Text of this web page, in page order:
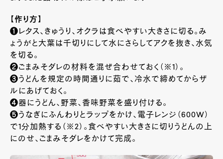
【作り方】
❶レタス、きゅうり、オクラは食べやすい大きさに切る。み
ょうがと大葉は千切りにして水にさらしてアクを抜き、水気
を切る。
❷ごまみそダレの材料を混ぜ合わせておく（※1）。
❸うどんを規定の時間通りに茹で、冷水で締めてからザ
ルにあげておく。
❹器にうどん、野菜、香味野菜を盛り付ける。
❺うなぎにふんわりとラップをかけ、電子レンジ（600W）
で1分加熱する（※2）。食べやすい大きさに切りうどんの上
にのせ、ごまみそダレをかけて完成。